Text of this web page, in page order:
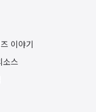
이야기
소스